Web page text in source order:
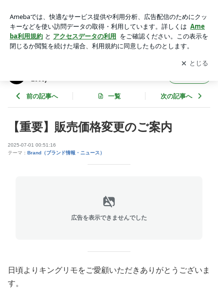
セ：キングリモのブログ (since2008)
アプリをダウンロードして ブログの更新通知
を受け取りまし
ょう。
開く
2008)
前の記事へ 一覧 次の記事へ
【重要】販売価格変更のご案内
2025-07-01 00:51:16
テーマ： Brand（ブランド情報・ニュース）
広告を表示できませんでした
日頃よりキングリモをご愛顧いただきありがとうございま
す。